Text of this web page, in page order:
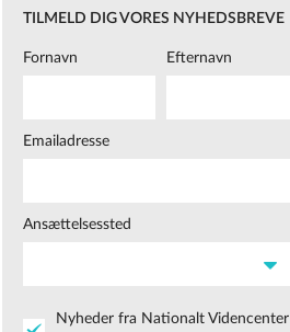
TILMELD DIG VORES NYHEDSBREVE
Fornavn Efternavn
Emailadresse
Ansættelsessted
Nyheder fra Nationalt Videncenter